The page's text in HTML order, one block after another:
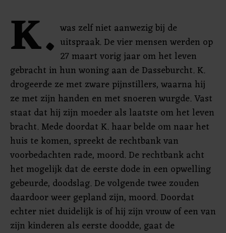
K. was zelf niet aanwezig bij de
uitspraak. De vier mensen werden op
27 maart vorig jaar om het leven
gebracht in hun woning aan de Dasseburcht. K.
drogeerde ze met zware pijnstillers, waarna hij
ze met zijn handen en met snoeren wurgde. Vast
staat dat hij zijn moeder als laatste om het leven
bracht. Mede doordat K. haar belde om naar het
huis te komen, spreekt de rechtbank van
voorbedachten rade, moord. De rechtbank acht
het mogelijk dat de eerste dode in een opwelling
gebeurde, doodslag. De volgende twee zouden
daardoor weer gepland zijn, moord. Doordat
echter niet duidelijk is of hij zijn vrouw of een van
zijn kinderen als eerste doodde, gaat de